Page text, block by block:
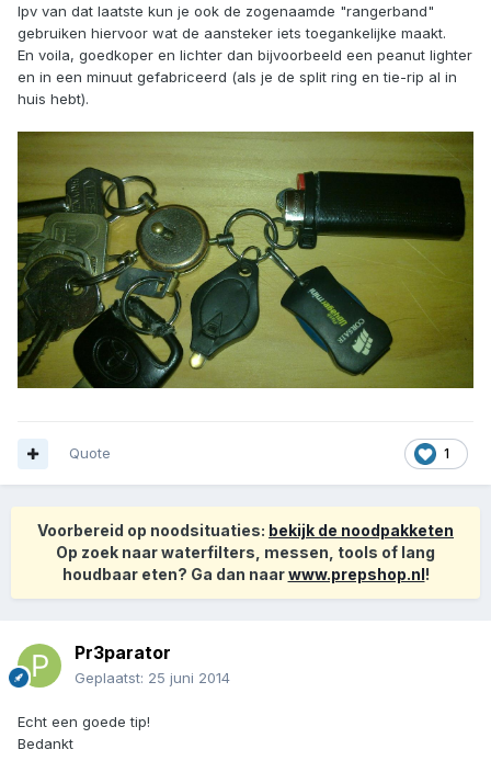
Ipv van dat laatste kun je ook de zogenaamde "rangerband"
gebruiken hiervoor wat de aansteker iets toegankelijke maakt.
En voila, goedkoper en lichter dan bijvoorbeeld een peanut lighter
en in een minuut gefabriceerd (als je de split ring en tie-rip al in
huis hebt).
1
Quote
Voorbereid op noodsituaties: bekijk de noodpakketen
Op zoek naar waterfilters, messen, tools of lang
houdbaar eten? Ga dan naarwww.prepshop.nl!
Pr3parator
Geplaatst: 25 juni 2014
Echt een goede tip!
Bedankt